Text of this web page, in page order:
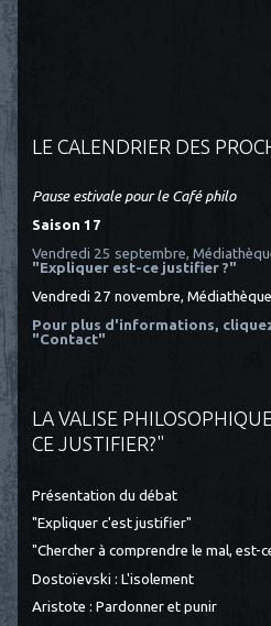
LE CALENDRIER DES
Pause estivale pour le Café philo
Saison 17
Vendredi 25 septembre,
"Expliquer est-ce justifier ?"
Vendredi 27 novembre,
Pour plus d'informations,
"Contact"
LA VALISE
CE JUSTIFIER?"
Présentation du débat
"Expliquer c'est justifier"
"Chercher à comprendre le mal, est-
Dostoïevski : L'isolement
Aristote : Pardonner et punir